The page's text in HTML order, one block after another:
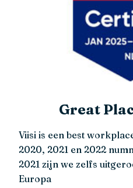
Great
Viisi is een best
2020, 2021 en 2022
2021 zijn we zelfs
Europa